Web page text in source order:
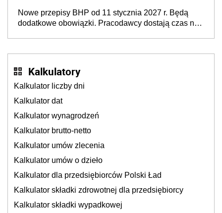
neuroatypowe. Powstanie Fundusz na rzecz
Inkluzywności w Zatrudnianiu?
Nowe przepisy BHP od 11 stycznia 2027 r. Będą
dodatkowe obowiązki. Pracodawcy dostają czas na
Kalkulatory
Kalkulator liczby dni
Kalkulator dat
Kalkulator wynagrodzeń
Kalkulator brutto-netto
Kalkulator umów zlecenia
Kalkulator umów o dzieło
Kalkulator dla przedsiębiorców Polski Ład
Kalkulator składki zdrowotnej dla przedsiębiorcy
Kalkulator składki wypadkowej